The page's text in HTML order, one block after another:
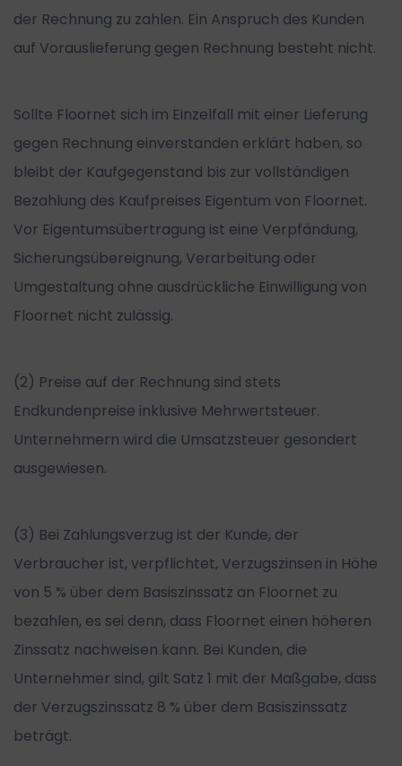
der Rechnung zu zahlen. Ein Anspruch des Kunden
auf Vorauslieferung gegen Rechnung besteht nicht.
Sollte Floornet sich im Einzelfall mit einer Lieferung
gegen Rechnung einverstanden erklärt haben, so
bleibt der Kaufgegenstand bis zur vollständigen
Bezahlung des Kaufpreises Eigentum von Floornet.
Vor Eigentumsübertragung ist eine Verpfändung,
Sicherungsübereignung, Verarbeitung oder
Umgestaltung ohne ausdrückliche Einwilligung von
Floornet nicht zulässig.
(2) Preise auf der Rechnung sind stets
Endkundenpreise inklusive Mehrwertsteuer.
Unternehmern wird die Umsatzsteuer gesondert
ausgewiesen.
(3) Bei Zahlungsverzug ist der Kunde, der
Verbraucher ist, verpflichtet, Verzugszinsen in Höhe
von 5 % über dem Basiszinssatz an Floornet zu
bezahlen, es sei denn, dass Floornet einen höheren
Zinssatz nachweisen kann. Bei Kunden, die
Unternehmer sind, gilt Satz 1 mit der Maßgabe, dass
der Verzugszinssatz 8 % über dem Basiszinssatz
beträgt.